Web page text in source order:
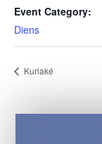
Event Category:
Diens
Kuriaké